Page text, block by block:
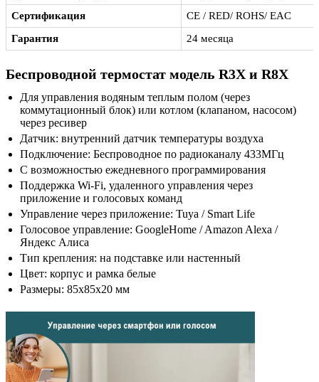
Сертификация
CE / RED/ ROHS/ EAC
Гарантия
24 месяца
Беспроводной термостат модель R3X и R8X
Для управления водяным теплым полом (через
коммутационный блок) или котлом (клапаном, насосом)
через ресивер
Датчик: внутренний датчик температуры воздуха
Подключение: Беспроводное по радиоканалу 433МГц
С возможностью ежедневного программирования
Поддержка Wi-Fi, удаленного управления через
приложение и голосовых команд
Управление через приложение: Tuya / Smart Life
Голосовое управление: GoogleHome / Amazon Alexa /
Яндекс Алиса
Тип крепления: на подставке или настенный
Цвет: корпус и рамка белые
Размеры: 85x85x20 мм